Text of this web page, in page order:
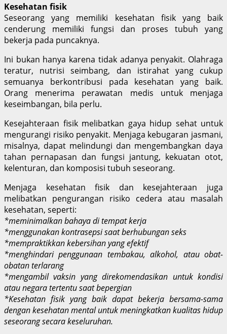
Kesehatan fisik
Seseorang yang memiliki kesehatan fisik yang baik
cenderung memiliki fungsi dan proses tubuh yang
bekerja pada puncaknya.
Ini bukan hanya karena tidak adanya penyakit. Olahraga
teratur, nutrisi seimbang, dan istirahat yang cukup
semuanya berkontribusi pada kesehatan yang baik.
Orang menerima perawatan medis untuk menjaga
keseimbangan, bila perlu.
Kesejahteraan fisik melibatkan gaya hidup sehat untuk
mengurangi risiko penyakit. Menjaga kebugaran jasmani,
misalnya, dapat melindungi dan mengembangkan daya
tahan pernapasan dan fungsi jantung, kekuatan otot,
kelenturan, dan komposisi tubuh seseorang.
Menjaga kesehatan fisik dan kesejahteraan juga
melibatkan pengurangan risiko cedera atau masalah
kesehatan, seperti:
*meminimalkan bahaya di tempat kerja
*menggunakan kontrasepsi saat berhubungan seks
*mempraktikkan kebersihan yang efektif
*menghindari penggunaan tembakau, alkohol, atau obat-
obatan terlarang
*mengambil vaksin yang direkomendasikan untuk kondisi
atau negara tertentu saat bepergian
*Kesehatan fisik yang baik dapat bekerja bersama-sama
dengan kesehatan mental untuk meningkatkan kualitas hidup
seseorang secara keseluruhan.